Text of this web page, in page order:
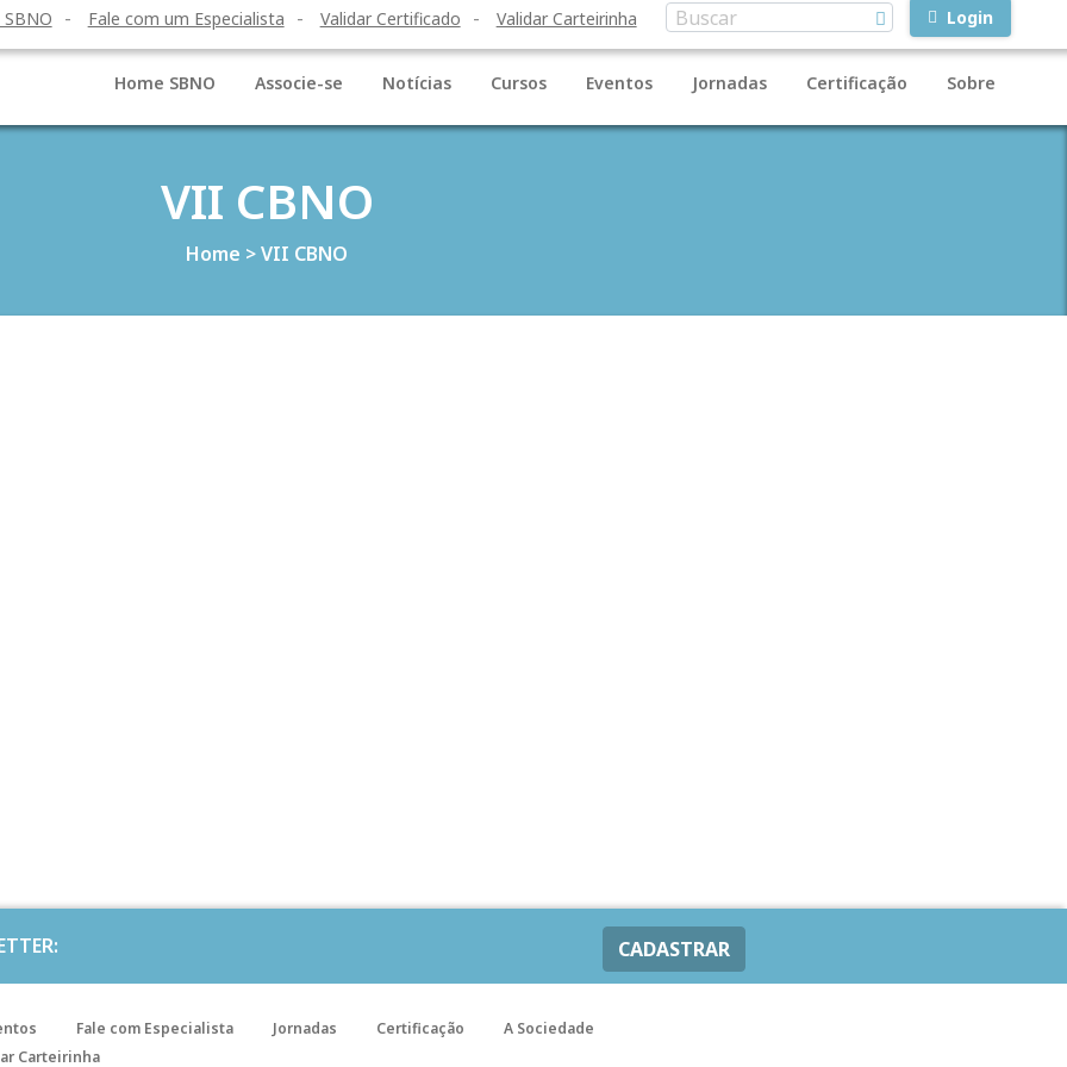
Fale com um Especialista Validar Certificado Validar Carteirinha Login
Home SBNO Associe-se Notícias Cursos Eventos Jornadas Certificação Sobre
VII CBNO
Home >VII CBNO
CADASTRAR
Fale com Especialista Jornadas Certificação
A Sociedade
Carteirinha